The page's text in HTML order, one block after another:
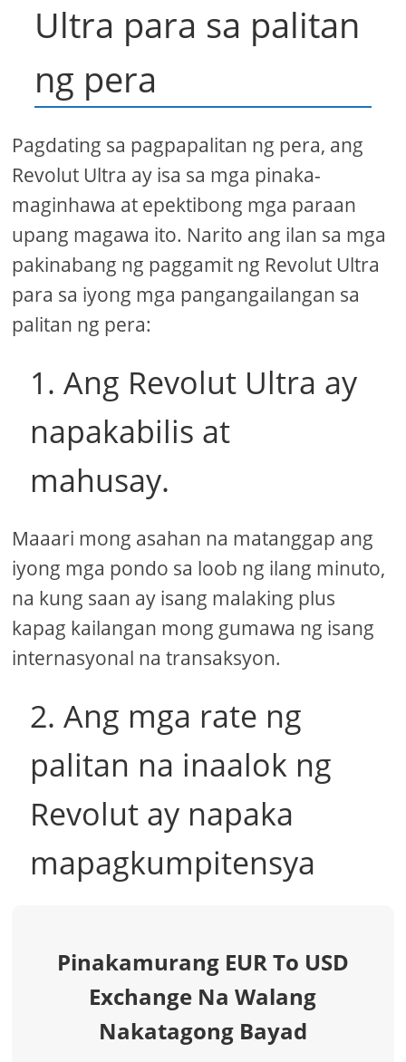
Ultra para sa palitan
ng pera
Pagdating sa pagpapalitan ng pera, ang
Revolut Ultra ay isa sa mga pinaka-
maginhawa at epektibong mga paraan
upang magawa ito. Narito ang ilan sa mga
pakinabang ng paggamit ng Revolut Ultra
para sa iyong mga pangangailangan sa
palitan ng pera:
1. Ang Revolut Ultra ay
napakabilis at
mahusay.
Maaari mong asahan na matanggap ang
iyong mga pondo sa loob ng ilang minuto,
na kung saan ay isang malaking plus
kapag kailangan mong gumawa ng isang
internasyonal na transaksyon.
2. Ang mga rate ng
palitan na inaalok ng
Revolut ay napaka
mapagkumpitensya
Pinakamurang EUR To USD
Exchange Na Walang
Nakatagong Bayad